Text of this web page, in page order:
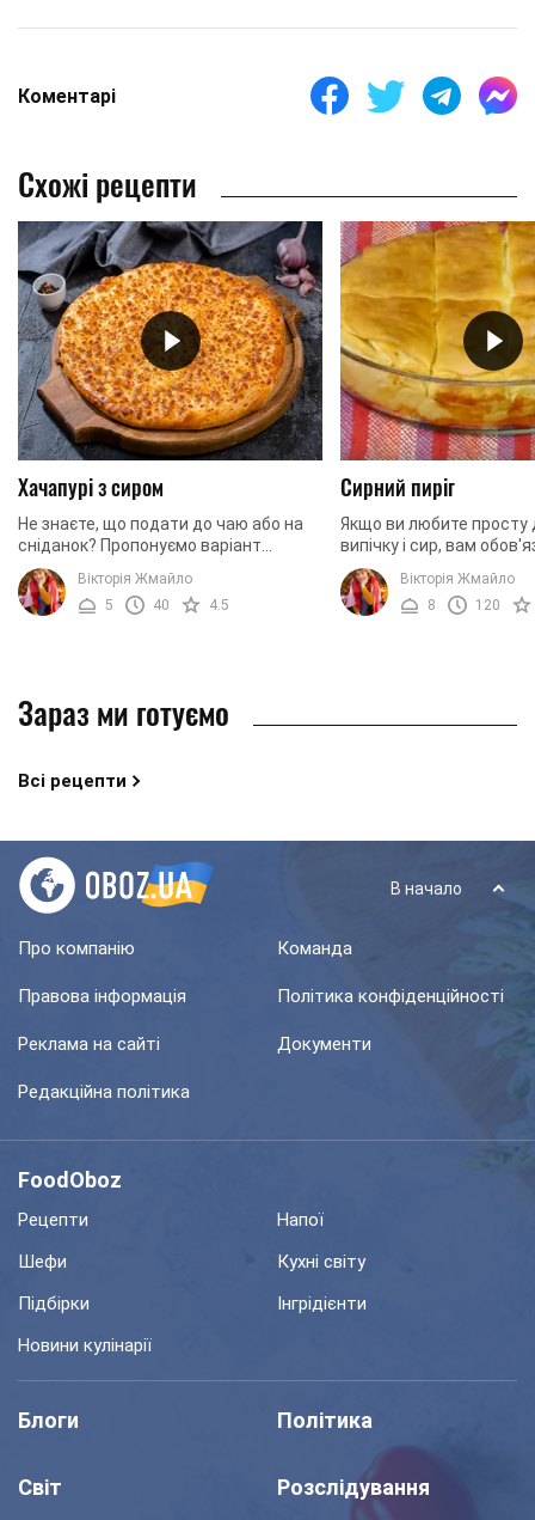
Коментарі
Схожі рецепти
Хачапурі з сиром
Не знаєте, що подати до чаю або на
сніданок? Пропонуємо варіант
смачних, повітряних і хрустких
сирних коржиків. У Грузії їх ще
називають хачапурі. У ...
Вікторія Жмайло
5
40 4.5
Сирний пиріг
Якщо ви любите
випічку і сир, вам
сподобається цей
підготували для вас
сиром. З огляду на той ...
Вікторія Жмайло
8
120
Зараз ми готуємо
Всі рецепти
В начало
Про компанію Команда
Правова інформація Політика конфіденційності
Реклама на сайті Документи
Редакційна політика
FoodOboz
Рецепти
Напої
Шефи
Кухні світу
Підбірки
Інгрідієнти
Новини кулінарії
Блоги Політика
Світ Розслідування